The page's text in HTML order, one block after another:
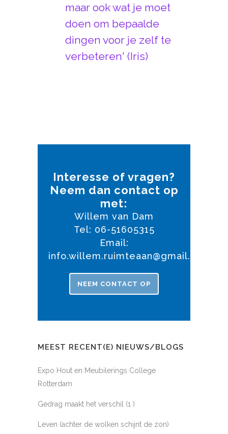
maar ook wat je moet
doen om bepaalde
dingen voor je zelf te
verbeteren' (Iris)
Interesse of vragen?
Neem dan contact op
met:
Willem van Dam
Tel: 06-51605315
Email:
info.willem.ruimteaan@gmail.com
NEEM CONTACT OP
MEEST RECENT(E) NIEUWS/BLOGS
Expo Hout en Meubilerings College
Rotterdam
Gedrag maakt het verschil (1 )
Leven (achter de wolken schijnt de zon)